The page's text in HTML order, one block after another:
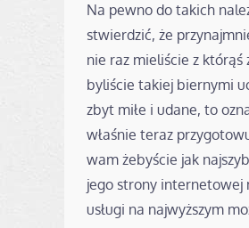
Na pewno do takich
stwierdzić, że
nie raz mieliście z
byliście takiej biernymi
zbyt miłe i udane, to
właśnie teraz
wam żebyście jak
jego strony internetowej
usługi na najwyższym